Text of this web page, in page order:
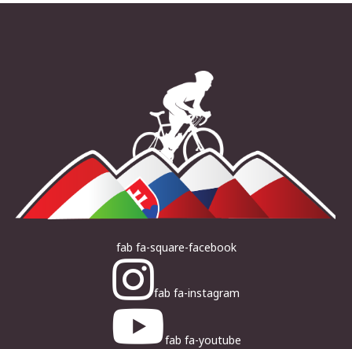
fab fa-square-facebook
fab fa-instagram
fab fa-youtube